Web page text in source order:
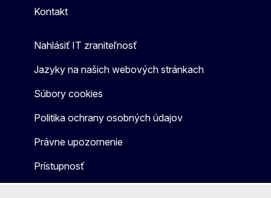
Kontakt
Nahlásiť IT zraniteľnosť
Jazyky na našich webových stránkach
Súbory cookies
Politika ochrany osobných údajov
Právne upozornenie
Prístupnosť